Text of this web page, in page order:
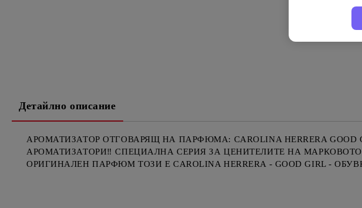
Детайлно описание
АРОМАТИЗАТОР ОТГОВАРЯЩ НА ПАРФЮМА: CAROLINA HERRERA
АРОМАТИЗАТОРИ‼️ СПЕЦИАЛНА СЕРИЯ ЗА ЦЕНИТЕЛИТЕ НА
ОРИГИНАЛЕН ПАРФЮМ ТОЗИ Е CAROLINA HERRERA - GOOD GIRL -